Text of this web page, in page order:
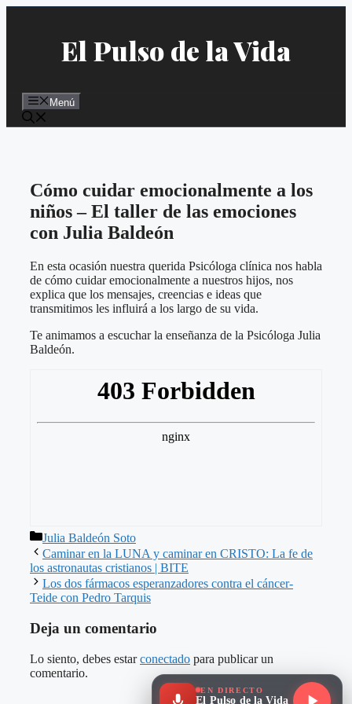
Saltar
El Pulso de la Vida
EN DIRECTO
El Pulso de la Vida
Menú
Cómo cuidar emocionalmente a los
niños – El taller de las emociones
con Julia Baldeón
En esta ocasión nuestra querida Psicóloga clínica nos habla
de cómo cuidar emocionalmente a nuestros hijos, nos
explica que los mensajes, creencias e ideas que
transmitimos les influirá a los largo de su vida.
Te animamos a escuchar la enseñanza de la Psicóloga Julia
Baldeón.
Categorías
Julia Baldeón Soto
Caminar en la LUNA y caminar en CRISTO: La fe de
los astronautas cristianos | BITE
Los dos fármacos esperanzadores contra el cáncer-
Teide con Pedro Tarquis
Deja un comentario
Lo siento, debes estarconectado para publicar un
comentario.